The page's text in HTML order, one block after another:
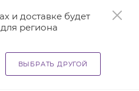
и доставке будет
региона
ВЫБРАТЬ ДРУГОЙ
и корсеты — Бандажи
внутренних